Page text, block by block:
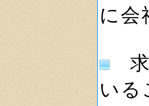
に会
求
いる